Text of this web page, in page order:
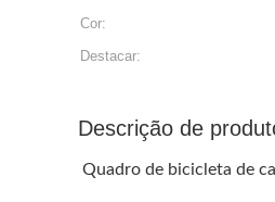
Cor:
Destacar:
Descrição de
Quadro de bicicleta de